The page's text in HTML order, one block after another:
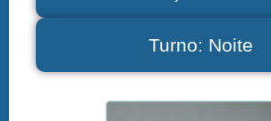
Turno: Noite